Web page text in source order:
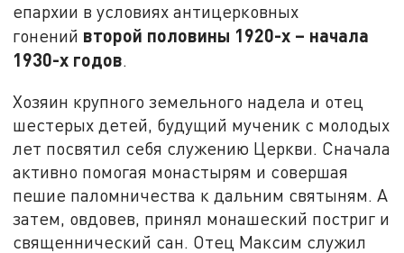
епархии в условиях антицерковных
гонений второй половины 1920-х – начала
1930-х годов.
Хозяин крупного земельного надела и отец
шестерых детей, будущий мученик с молодых
лет посвятил себя служению Церкви. Сначала
активно помогая монастырям и совершая
пешие паломничества к дальним святыням. А
затем, овдовев, принял монашеский постриг и
священнический сан. Отец Максим служил